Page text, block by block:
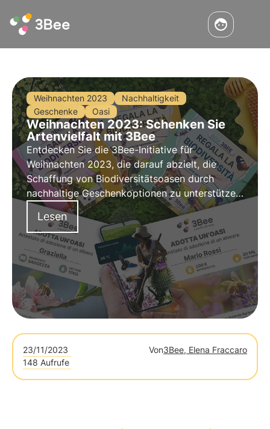
Weihnachten 2023
Nachhaltigkeit
Geschenke
Oasi
Weihnachten 2023: Schenken Sie
Artenvielfalt mit 3Bee
Entdecken Sie die 3Bee-Initiative für
Weihnachten 2023, die darauf abzielt, die
Schaffung von Biodiversitätsoasen durch
nachhaltige Geschenkoptionen zu unterstützen.
Im Rahmen von "Schenken Sie Biodiversität"
bringt 3Bee auch die neue Ausgabe der 3Bee
Boxen auf den Markt: spezielle Geschenkboxen
für den Schutz der Biodiversität.
Lesen
23/11/2023 Von3Bee, Elena Fraccaro
148 Aufrufe